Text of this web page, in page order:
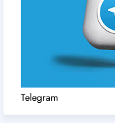
Telegram